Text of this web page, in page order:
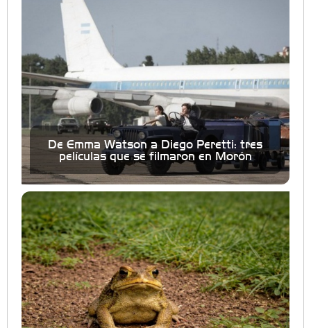
De Emma Watson a Diego Peretti: tres
películas que se filmaron en Morón